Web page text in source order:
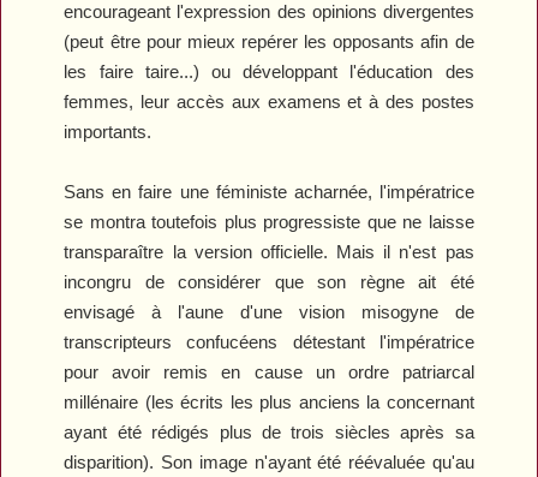
encourageant l'expression des opinions divergentes
(peut être pour mieux repérer les opposants afin de
les faire taire...) ou développant l'éducation des
femmes, leur accès aux examens et à des postes
importants.
Sans en faire une féministe acharnée, l'impératrice
se montra toutefois plus progressiste que ne laisse
transparaître la version officielle. Mais il n'est pas
incongru de considérer que son règne ait été
envisagé à l'aune d'une vision misogyne de
transcripteurs confucéens détestant l'impératrice
pour avoir remis en cause un ordre patriarcal
millénaire (les écrits les plus anciens la concernant
ayant été rédigés plus de trois siècles après sa
disparition). Son image n'ayant été réévaluée qu'au